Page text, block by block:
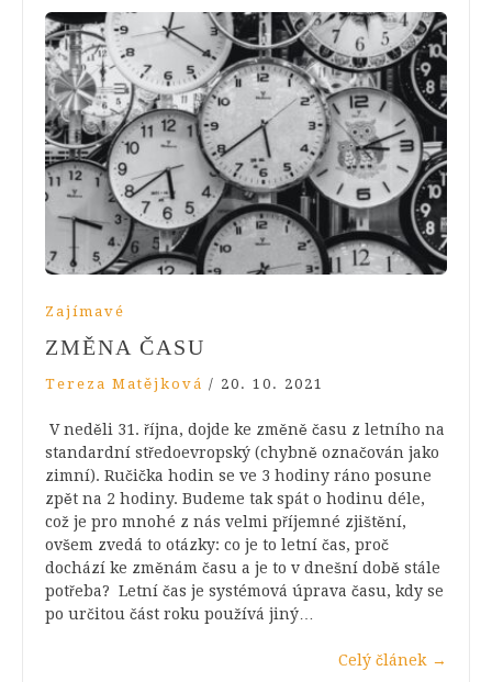
Zajímavé
ZMĚNA ČASU
Tereza Matějková / 20. 10. 2021
V neděli 31. října, dojde ke změně času z letního na
standardní středoevropský (chybně označován jako
zimní). Ručička hodin se ve 3 hodiny ráno posune
zpět na 2 hodiny. Budeme tak spát o hodinu déle,
což je pro mnohé z nás velmi příjemné zjištění,
ovšem zvedá to otázky: co je to letní čas, proč
dochází ke změnám času a je to v dnešní době stále
potřeba? Letní čas je systémová úprava času, kdy se
po určitou část roku používá jiný…
Celý článek →